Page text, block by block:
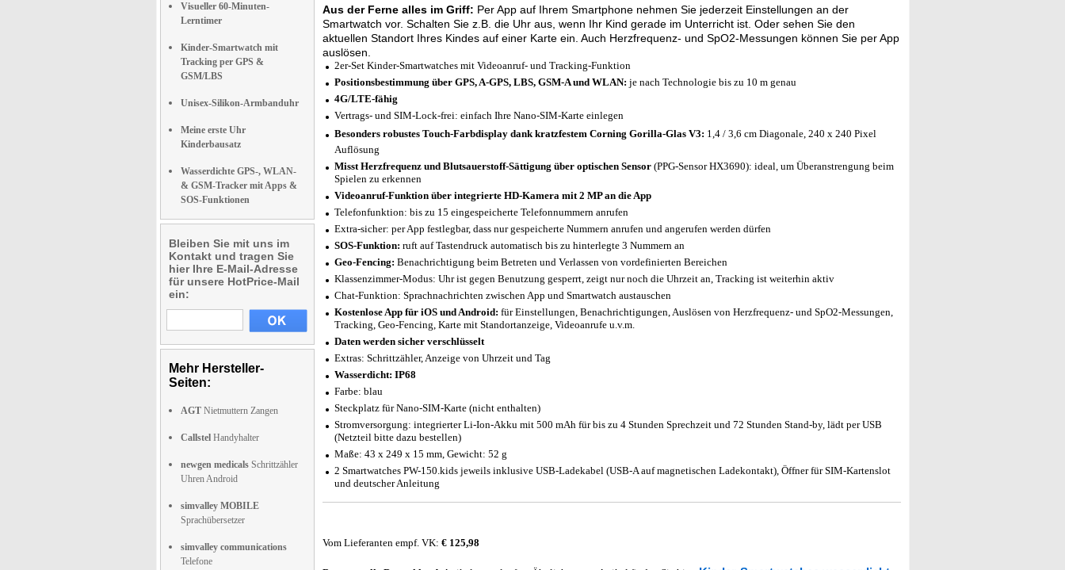
Visueller 60-Minuten-
Lerntimer
Kinder-Smartwatch mit
Tracking per GPS &
GSM/LBS
Unisex-Silikon-Armbanduhr
Meine erste Uhr
Kinderbausatz
Wasserdichte GPS-, WLAN-
& GSM-Tracker mit Apps &
SOS-Funktionen
Bleiben Sie mit uns im
Kontakt und tragen Sie
hier Ihre E-Mail-Adresse
für unsere HotPrice-Mail
ein:
Mehr Hersteller-
Seiten:
AGT Nietmuttern Zangen
Callstel Handyhalter
newgen medicals Schrittzähler
Uhren Android
simvalley MOBILE
Sprachübersetzer
simvalley communications
Telefone
Aus der Ferne alles im Griff: Per App auf Ihrem Smartphone nehmen Sie jederzeit Einstellungen an der
Smartwatch vor. Schalten Sie z.B. die Uhr aus, wenn Ihr Kind gerade im Unterricht ist. Oder sehen Sie den
aktuellen Standort Ihres Kindes auf einer Karte ein. Auch Herzfrequenz- und SpO2-Messungen können Sie per App
auslösen.
2er-Set Kinder-Smartwatches mit Videoanruf- und Tracking-Funktion
Positionsbestimmung über GPS, A-GPS, LBS, GSM-A und WLAN: je nach Technologie bis zu 10 m genau
4G/LTE-fähig
Vertrags- und SIM-Lock-frei: einfach Ihre Nano-SIM-Karte einlegen
Besonders robustes Touch-Farbdisplay dank kratzfestem Corning Gorilla-Glas V3: 1,4 / 3,6 cm Diagonale, 240 x 240 Pixel
Auflösung
Misst Herzfrequenz und Blutsauerstoff-Sättigung über optischen Sensor (PPG-Sensor HX3690): ideal, um Überanstrengung beim
Spielen zu erkennen
Videoanruf-Funktion über integrierte HD-Kamera mit 2 MP an die App
Telefonfunktion: bis zu 15 eingespeicherte Telefonnummern anrufen
Extra-sicher: per App festlegbar, dass nur gespeicherte Nummern anrufen und angerufen werden dürfen
SOS-Funktion: ruft auf Tastendruck automatisch bis zu hinterlegte 3 Nummern an
Geo-Fencing: Benachrichtigung beim Betreten und Verlassen von vordefinierten Bereichen
Klassenzimmer-Modus: Uhr ist gegen Benutzung gesperrt, zeigt nur noch die Uhrzeit an, Tracking ist weiterhin aktiv
Chat-Funktion: Sprachnachrichten zwischen App und Smartwatch austauschen
Kostenlose App für iOS und Android: für Einstellungen, Benachrichtigungen, Auslösen von Herzfrequenz- und SpO2-Messungen,
Tracking, Geo-Fencing, Karte mit Standortanzeige, Videoanrufe u.v.m.
Daten werden sicher verschlüsselt
Extras: Schrittzähler, Anzeige von Uhrzeit und Tag
Wasserdicht: IP68
Farbe: blau
Steckplatz für Nano-SIM-Karte (nicht enthalten)
Stromversorgung: integrierter Li-Ion-Akku mit 500 mAh für bis zu 4 Stunden Sprechzeit und 72 Stunden Stand-by, lädt per USB
(Netzteil bitte dazu bestellen)
Maße: 43 x 249 x 15 mm, Gewicht: 52 g
2 Smartwatches PW-150.kids jeweils inklusive USB-Ladekabel (USB-A auf magnetischen Ladekontakt), Öffner für SIM-Kartenslot
und deutscher Anleitung
Vom Lieferanten empf. VK: € 125,98